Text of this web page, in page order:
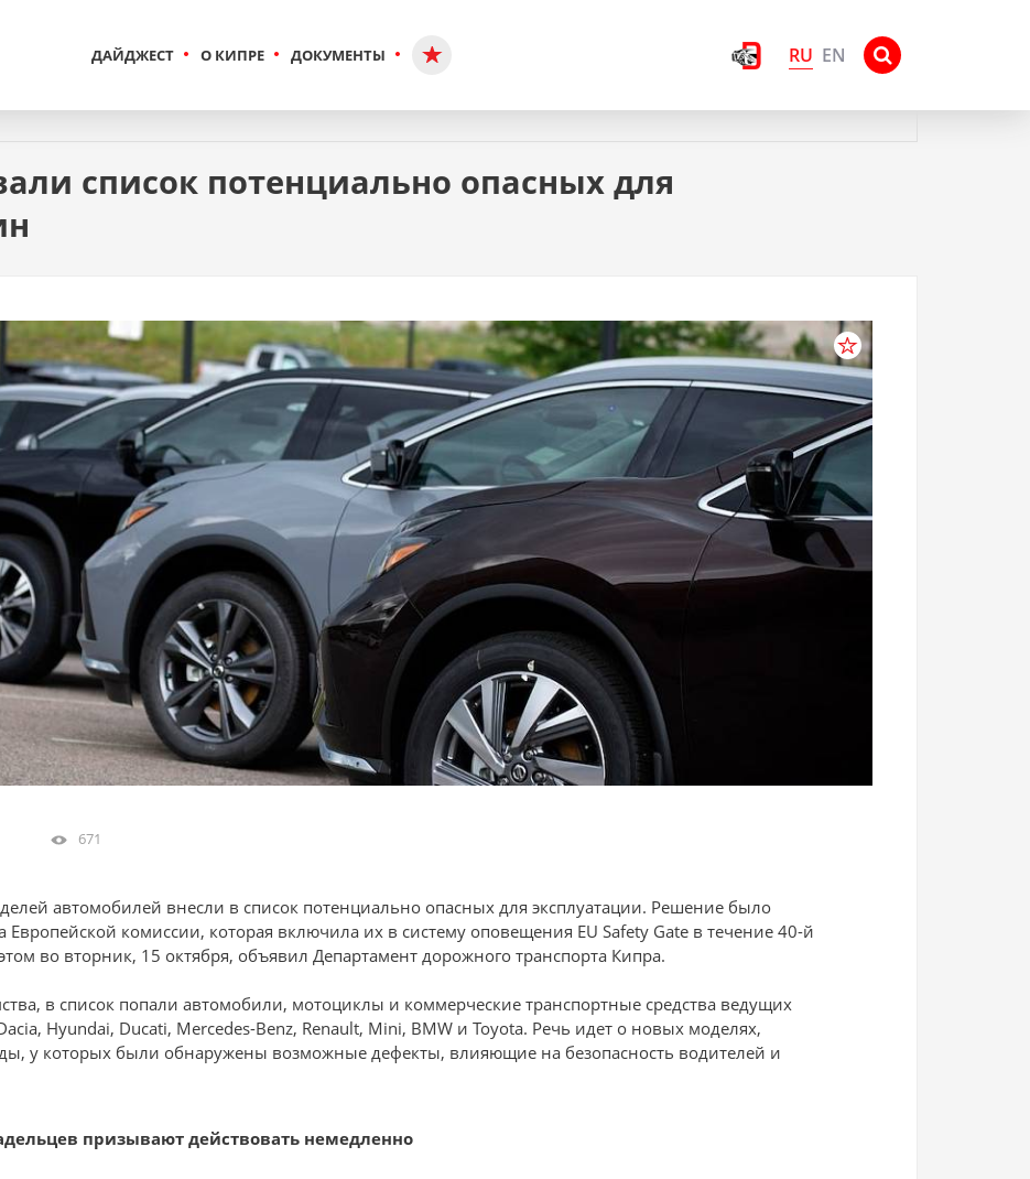
ДАЙДЖЕСТ О КИПРЕ ДОКУМЕНТЫ RU EN
список потенциально опасных для
671
автомобилей внесли в список потенциально опасных для эксплуатации. Решение было
Европейской комиссии, которая включила их в систему оповещения EU Safety Gate в течение 40-й
во вторник, 15 октября, объявил Департамент дорожного транспорта Кипра.
в список попали автомобили, мотоциклы и коммерческие транспортные средства ведущих
Hyundai, Ducati, Mercedes-Benz, Renault, Mini, BMW и Toyota. Речь идет о новых моделях,
у которых были обнаружены возможные дефекты, влияющие на безопасность водителей и
призывают действовать немедленно